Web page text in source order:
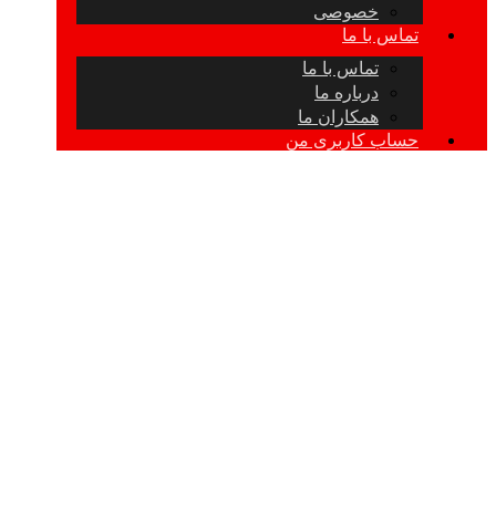
خصوصی
تماس با ما
تماس با ما
درباره ما
همکاران ما
حساب کاربری من